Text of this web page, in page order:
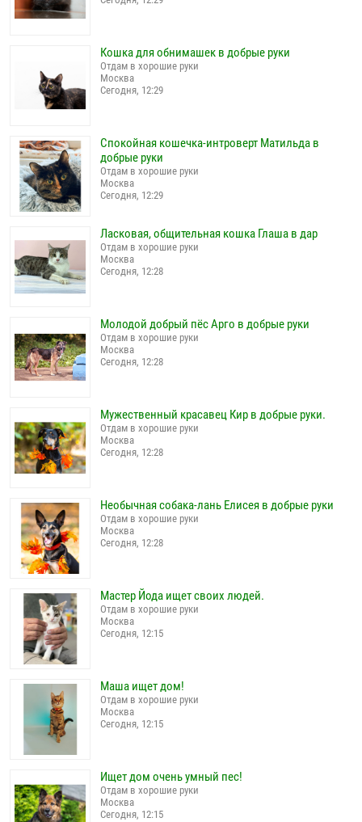
Кошка для обнимашек в добрые руки
Отдам в хорошие руки
Москва
Сегодня, 12:29
Спокойная кошечка-интроверт Матильда в
добрые руки
Отдам в хорошие руки
Москва
Сегодня, 12:29
Ласковая, общительная кошка Глаша в дар
Отдам в хорошие руки
Москва
Сегодня, 12:28
Молодой добрый пёс Арго в добрые руки
Отдам в хорошие руки
Москва
Сегодня, 12:28
Мужественный красавец Кир в добрые руки.
Отдам в хорошие руки
Москва
Сегодня, 12:28
Необычная собака-лань Елисея в добрые руки
Отдам в хорошие руки
Москва
Сегодня, 12:28
Мастер Йода ищет своих людей.
Отдам в хорошие руки
Москва
Сегодня, 12:15
Маша ищет дом!
Отдам в хорошие руки
Москва
Сегодня, 12:15
Ищет дом очень умный пес!
Отдам в хорошие руки
Москва
Сегодня, 12:15